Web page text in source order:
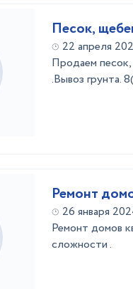
Песок,
22 апреля
Продаем
.Вывоз грунта.
Ремонт
26 января
Ремонт домов
сложности .